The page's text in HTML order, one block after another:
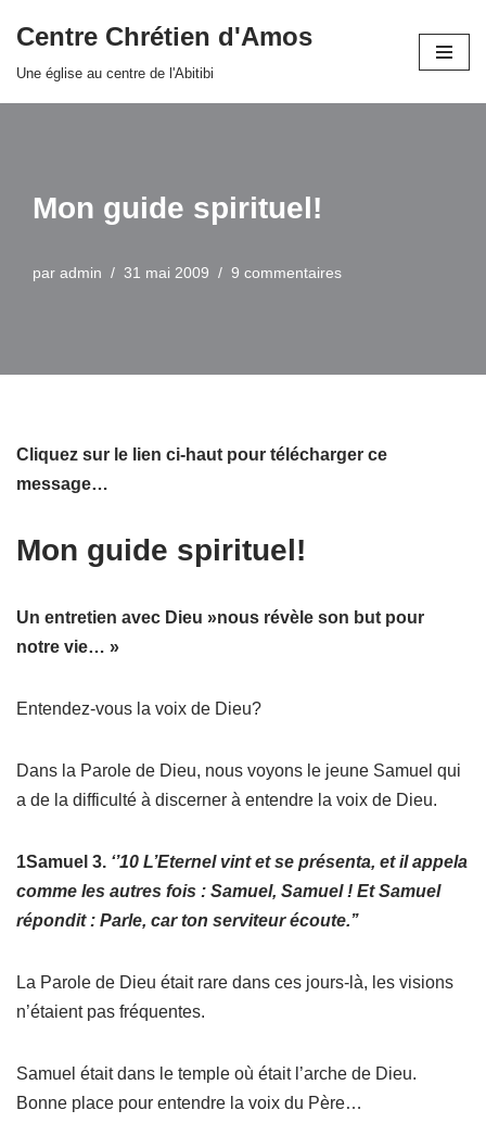
Centre Chrétien d'Amos
Une église au centre de l'Abitibi
Mon guide spirituel!
par admin 31 mai 2009 9 commentaires
Cliquez sur le lien ci-haut pour télécharger ce
message…
Mon guide spirituel!
Un entretien avec Dieu »nous révèle son but pour
notre vie… »
Entendez-vous la voix de Dieu?
Dans la Parole de Dieu, nous voyons le jeune Samuel qui
a de la difficulté à discerner à entendre la voix de Dieu.
1Samuel 3. ‘’10 L’Eternel vint et se présenta, et il appela
comme les autres fois : Samuel, Samuel ! Et Samuel
répondit : Parle, car ton serviteur écoute.’’
La Parole de Dieu était rare dans ces jours-là, les visions
n’étaient pas fréquentes.
Samuel était dans le temple où était l’arche de Dieu.
Bonne place pour entendre la voix du Père…